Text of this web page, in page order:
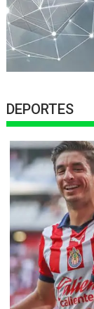
DEPORTES